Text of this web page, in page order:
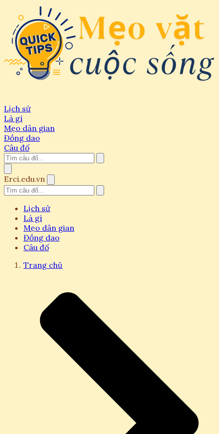
Lịch sử
Là gì
Mẹo dân gian
Đồng dao
Câu đố
Erci.edu.vn
Lịch sử
Là gì
Mẹo dân gian
Đồng dao
Câu đố
Trang chủ